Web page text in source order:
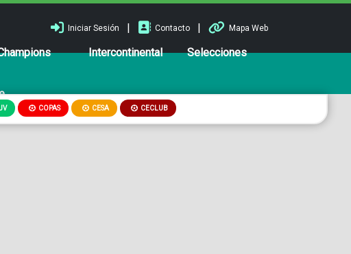
Iniciar Sesión | Contacto | Mapa Web
Intercontinental Selecciones
COPAS CESA CECLUB